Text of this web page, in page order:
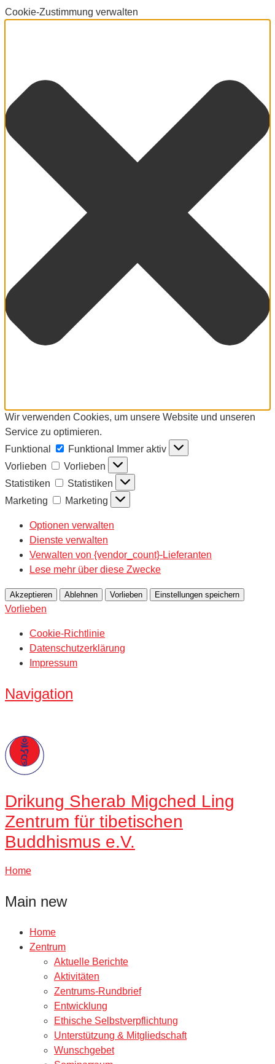
Cookie-Zustimmung verwalten
Wir verwenden Cookies, um unsere Website und unseren
Service zu optimieren.
Funktional
Funktional
Immer aktiv
Vorlieben
Vorlieben
Statistiken
Statistiken
Marketing
Marketing
Optionen verwalten
Dienste verwalten
Verwalten von {vendor_count}-Lieferanten
Lese mehr über diese Zwecke
Akzeptieren Ablehnen Vorlieben Einstellungen speichern
Vorlieben
Cookie-Richtlinie
Datenschutzerklärung
Impressum
Navigation
Drikung Sherab Migched Ling
Zentrum für tibetischen
Buddhismus e.V.
Home
Main new
Home
Zentrum
Aktuelle Berichte
Aktivitäten
Zentrums-Rundbrief
Entwicklung
Ethische Selbstverpflichtung
Unterstützung & Mitgliedschaft
Wunschgebet